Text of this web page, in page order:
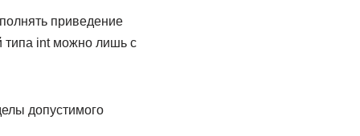
приведение
типа int можно лишь с
допустимого